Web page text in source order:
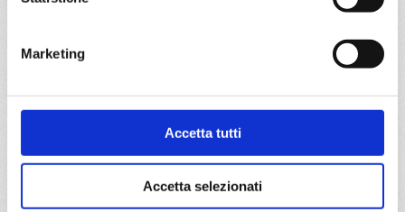
Marketing
Accetta tutti
Accetta selezionati
daMiamiconMSC World